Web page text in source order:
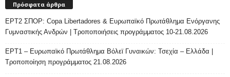
Πρόσφατα άρθρα
ΕΡΤ2 ΣΠΟΡ: Copa Libertadores & Ευρωπαϊκό Πρωτάθλημα Ενόργανης
Γυμναστικής Ανδρών | Τροποποιήσεις προγράμματος 10-21.08.2026
ΕΡΤ1 – Ευρωπαϊκό Πρωτάθλημα Βόλεϊ Γυναικών: Τσεχία – Ελλάδα |
Τροποποίηση προγράμματος 21.08.2026